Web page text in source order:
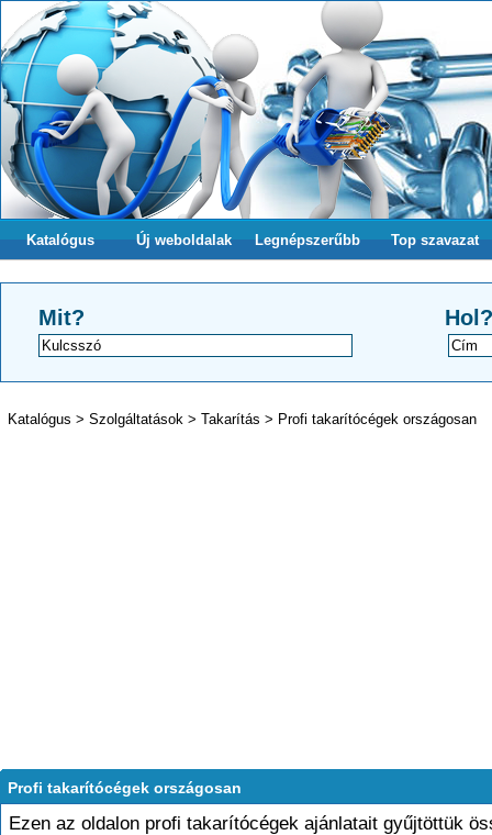
Katalógus Új weboldalak Legnépszerűbb Top szavazat
Mit? Hol?
Katalógus > Szolgáltatások > Takarítás > Profi takarítócégek országosan
Profi takarítócégek országosan
Ezen az oldalon profi takarítócégek ajánlatait gyűjtöttük